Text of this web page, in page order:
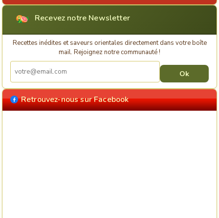
Recevez notre Newsletter
Recettes inédites et saveurs orientales directement dans votre boîte
mail. Rejoignez notre communauté !
Retrouvez-nous sur Facebook